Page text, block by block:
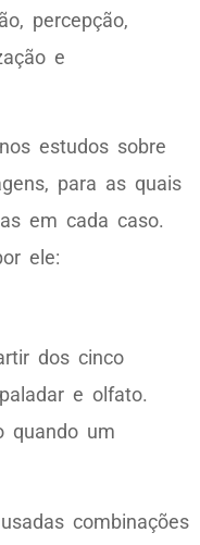
percepção,
e
estudos sobre
para as quais
em cada caso.
ele:
dos cinco
e olfato.
quando um
combinações